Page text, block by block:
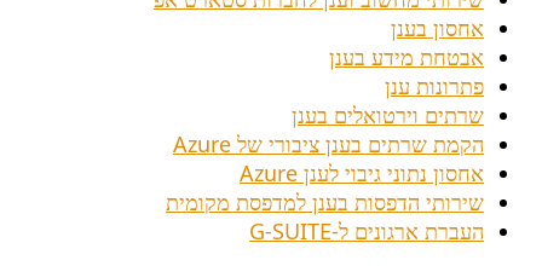
אחסון בענן
אבטחת מידע בענן
פתרונות ענן
שרתים וירטואלים בענן
הקמת שרתים בענן ציבורי של Azure
אחסון נתוני גיבוי לענן Azure
שירותי הדפסות בענן למדפסת מקומית
העברת ארגונים ל-G-SUITE